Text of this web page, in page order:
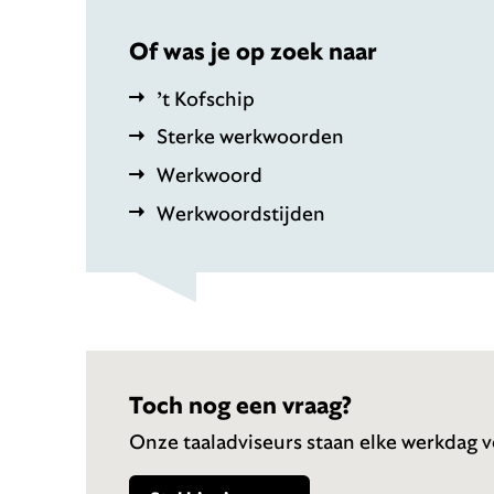
Of was je op zoek naar
’t Kofschip
Sterke werkwoorden
Werkwoord
Werkwoordstijden
Toch nog een vraag?
Onze taaladviseurs staan elke werkdag